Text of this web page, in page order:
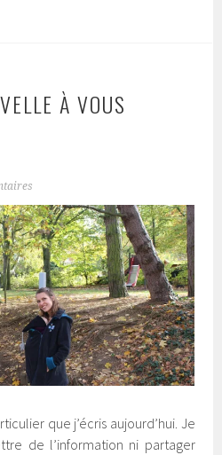
À VOUS
que j’écris aujourd’hui. Je
de l’information ni partager